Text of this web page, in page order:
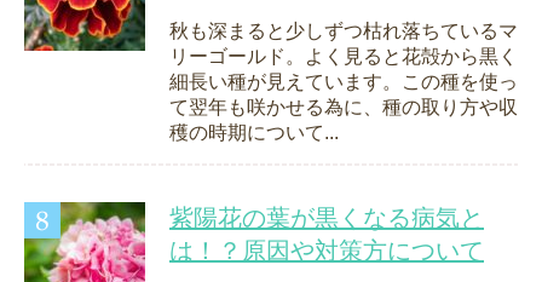
秋も深まると少しずつ枯れ落ちているマ
リーゴールド。よく見ると花殻から黒く
細長い種が見えています。この種を使っ
て翌年も咲かせる為に、種の取り方や収
穫の時期について...
紫陽花の葉が黒くなる病気と
は！？原因や対策方について